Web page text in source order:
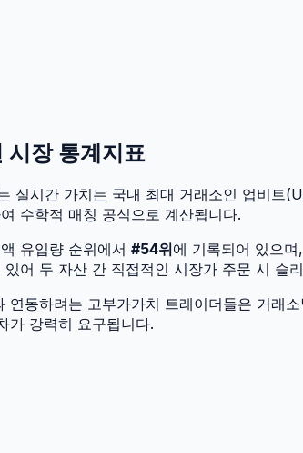
시장 통계지표
실시간 가치는 국내 최대 거래소인 업비
수학적 매칭 공식으로 계산됩니다.
유입량 순위에서 #54위에 기록되어 있으
어 두 자산 간 직접적인 시장가 주문 시 슬
동하려는 고부가가치 트레이더들은 거
가 강력히 요구됩니다.